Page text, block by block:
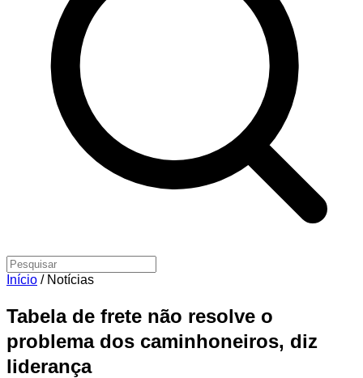
Início / Notícias
Tabela de frete não resolve o
problema dos caminhoneiros, diz
liderança